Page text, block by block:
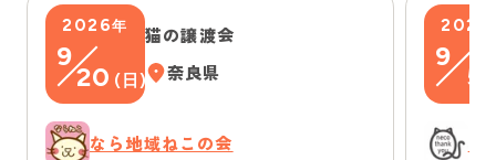
2026年
9
20 ( 日)
猫の譲渡会
奈良県
なら地域ねこの会
2026
9
5